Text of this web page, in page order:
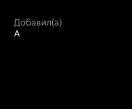
добавил(а)
А